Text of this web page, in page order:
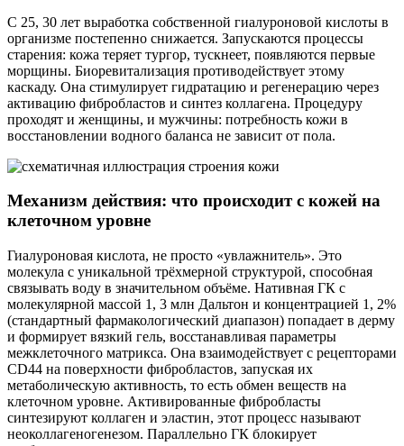
С 25, 30 лет выработка собственной гиалуроновой кислоты в
организме постепенно снижается. Запускаются процессы
старения: кожа теряет тургор, тускнеет, появляются первые
морщины. Биоревитализация противодействует этому
каскаду. Она стимулирует гидратацию и регенерацию через
активацию фибробластов и синтез коллагена. Процедуру
проходят и женщины, и мужчины: потребность кожи в
восстановлении водного баланса не зависит от пола.
Механизм действия: что происходит с кожей на
клеточном уровне
Гиалуроновая кислота, не просто «увлажнитель». Это
молекула с уникальной трёхмерной структурой, способная
связывать воду в значительном объёме. Нативная ГК с
молекулярной массой 1, 3 млн Дальтон и концентрацией 1, 2%
(стандартный фармакологический диапазон) попадает в дерму
и формирует вязкий гель, восстанавливая параметры
межклеточного матрикса. Она взаимодействует с рецепторами
CD44 на поверхности фибробластов, запуская их
метаболическую активность, то есть обмен веществ на
клеточном уровне. Активированные фибробласты
синтезируют коллаген и эластин, этот процесс называют
неоколлагеногенезом. Параллельно ГК блокирует